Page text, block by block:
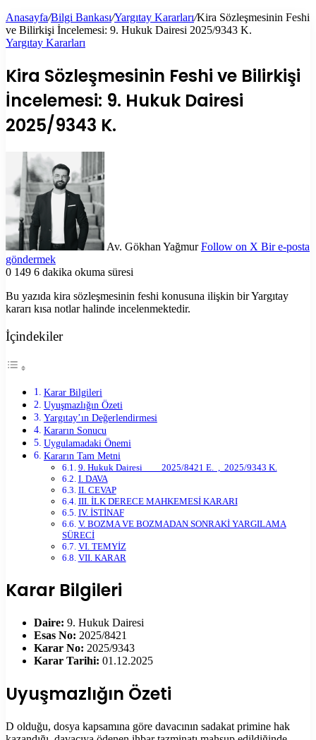
Anasayfa/Bilgi Bankası/Yargıtay Kararları/Kira Sözleşmesinin Feshi
ve Bilirkişi İncelemesi: 9. Hukuk Dairesi 2025/9343 K.
Yargıtay Kararları
Kira Sözleşmesinin Feshi ve Bilirkişi
İncelemesi: 9. Hukuk Dairesi
2025/9343 K.
Av. Gökhan Yağmur Follow on X Bir e-posta
göndermek
0 149 6 dakika okuma süresi
Bu yazıda kira sözleşmesinin feshi konusuna ilişkin bir Yargıtay
kararı kısa notlar halinde incelenmektedir.
İçindekiler
Karar Bilgileri
Uyuşmazlığın Özeti
Yargıtay’ın Değerlendirmesi
Kararın Sonucu
Uygulamadaki Önemi
Kararın Tam Metni
9. Hukuk Dairesi 2025/8421 E. , 2025/9343 K.
I. DAVA
II. CEVAP
III. İLK DERECE MAHKEMESİ KARARI
IV. İSTİNAF
V. BOZMA VE BOZMADAN SONRAKİ YARGILAMA
SÜRECİ
VI. TEMYİZ
VII. KARAR
Karar Bilgileri
Daire: 9. Hukuk Dairesi
Esas No: 2025/8421
Karar No: 2025/9343
Karar Tarihi: 01.12.2025
Uyuşmazlığın Özeti
D olduğu, dosya kapsamına göre davacının sadakat primine hak